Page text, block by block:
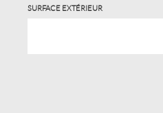
SURFACE EXTÉRIEUR